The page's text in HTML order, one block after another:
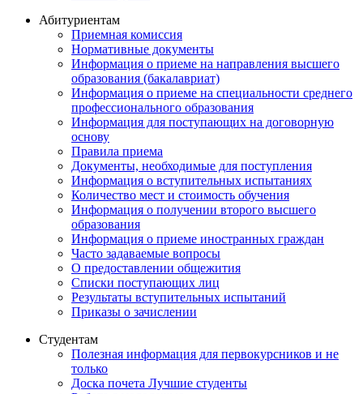
Абитуриентам
Приемная комиссия
Нормативные документы
Информация о приеме на направления высшего
образования (бакалавриат)
Информация о приеме на специальности среднего
профессионального образования
Информация для поступающих на договорную
основу
Правила приема
Документы, необходимые для поступления
Информация о вступительных испытаниях
Количество мест и стоимость обучения
Информация о получении второго высшего
образования
Информация о приеме иностранных граждан
Часто задаваемые вопросы
О предоставлении общежития
Списки поступающих лиц
Результаты вступительных испытаний
Приказы о зачислении
Студентам
Полезная информация для первокурсников и не
только
Доска почета Лучшие студенты